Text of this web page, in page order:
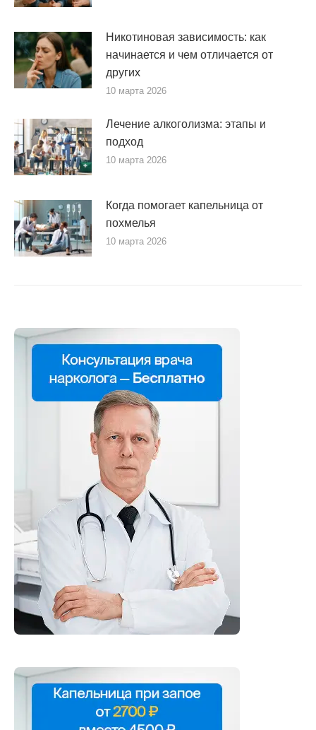
Никотиновая зависимость: как
начинается и чем отличается от
других
10 марта 2026
Лечение алкоголизма: этапы и
подход
10 марта 2026
Когда помогает капельница от
похмелья
10 марта 2026